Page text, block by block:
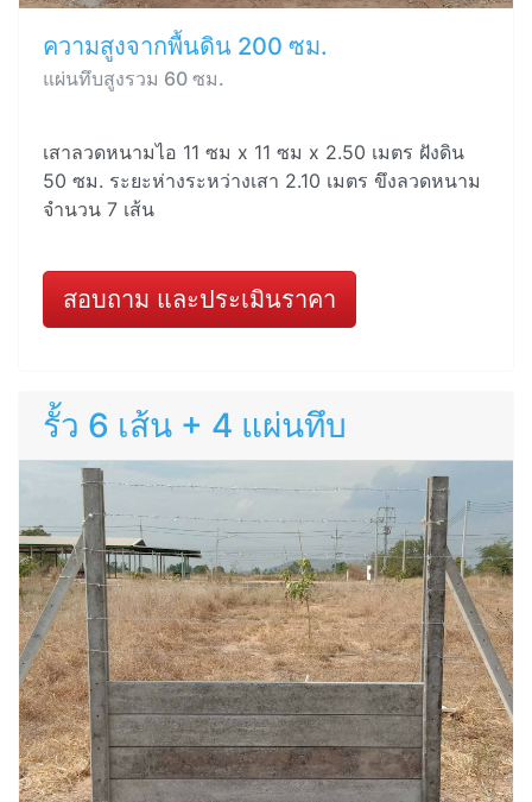
ความสูงจากพื้นดิน 200 ซม.
แผ่นทึบสูงรวม 60 ซม.
เสาลวดหนามไอ 11 ซม x 11 ซม x 2.50 เมตร ฝังดิน
50 ซม. ระยะห่างระหว่างเสา 2.10 เมตร ขึงลวดหนาม
จำนวน 7 เส้น
สอบถาม และประเมินราคา
รั้ว 6 เส้น + 4 แผ่นทึบ